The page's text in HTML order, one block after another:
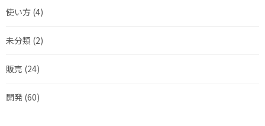
使い方 (4)
未分類 (2)
販売 (24)
開発 (60)